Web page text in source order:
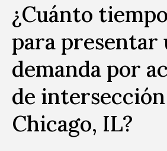
¿Cuánto
para presentar
demanda por
de
Chicago, IL?